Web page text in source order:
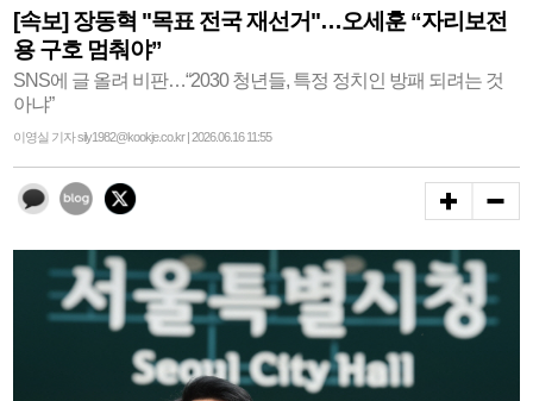
[속보] 장동혁 "목표 전국 재선거"…오세훈 “자리보전
용 구호 멈춰야”
SNS에 글 올려 비판…“2030 청년들, 특정 정치인 방패 되려는 것
아냐”
이영실 기자 sily1982@kookje.co.kr | 2026.06.16 11:55